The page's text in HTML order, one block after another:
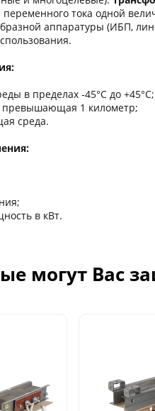
тока одной
аппаратуры (ИБП,
в пределах -45°C до +45°C;
1 километр;
среда.
в кВт.
могут Вас